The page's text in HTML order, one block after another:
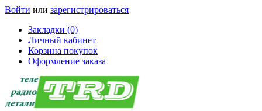
Войти или зарегистрироваться
Закладки (0)
Личный кабинет
Корзина покупок
Оформление заказа